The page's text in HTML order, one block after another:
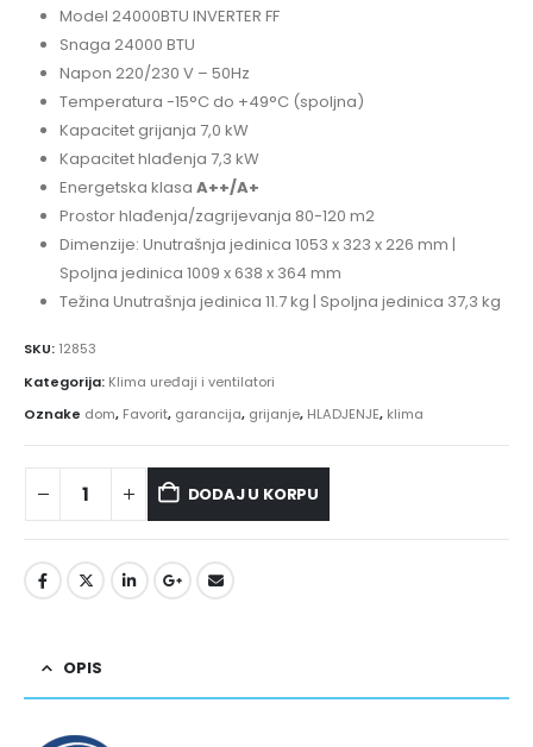
Model 24000BTU INVERTER FF
Snaga 24000 BTU
Napon 220/230 V – 50Hz
Temperatura -15°C do +49°C (spoljna)
Kapacitet grijanja 7,0 kW
Kapacitet hlađenja 7,3 kW
Energetska klasa A++/A+
Prostor hlađenja/zagrijevanja 80-120 m2
Dimenzije: Unutrašnja jedinica 1053 x 323 x 226 mm |
Spoljna jedinica 1009 x 638 x 364 mm
Težina Unutrašnja jedinica 11.7 kg | Spoljna jedinica 37,3 kg
SKU: 12853
Kategorija: Klima uređaji i ventilatori
Oznake dom, Favorit, garancija, grijanje, HLADJENJE, klima
DODAJ U KORPU
OPIS